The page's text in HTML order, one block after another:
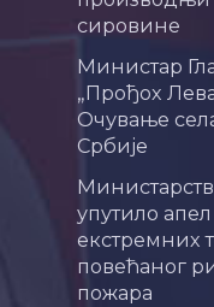
сировине
Министар
„Прођох
Очување
Србије
упутило
екстремних
повећаног
пожара